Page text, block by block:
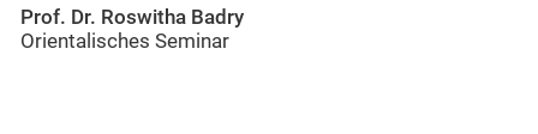
Prof. Dr. Roswitha Badry
Orientalisches Seminar